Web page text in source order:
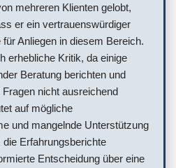
mehreren Klienten gelobt,
er ein vertrauenswürdiger
Anliegen in diesem Bereich.
erhebliche Kritik, da einige
Beratung berichten und
nicht ausreichend
auf mögliche
und mangelnde Unterstützung
Erfahrungsberichte
Entscheidung über eine